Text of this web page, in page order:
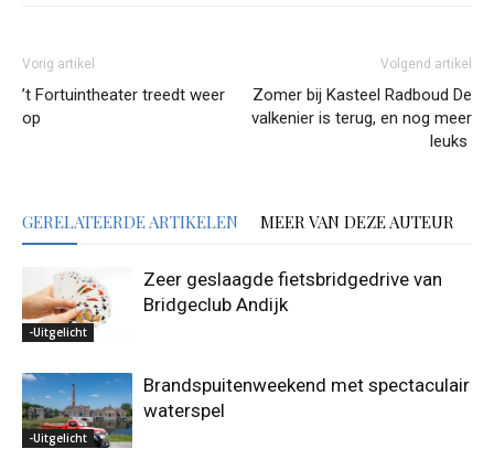
Vorig artikel
’t Fortuintheater treedt weer
op
Volgend artikel
Zomer bij Kasteel Radboud De
valkenier is terug, en nog meer
leuks
GERELATEERDE ARTIKELEN MEER VAN DEZE AUTEUR
-Uitgelicht
Zeer geslaagde fietsbridgedrive van
Bridgeclub Andijk
-Uitgelicht
Brandspuitenweekend met spectaculair
waterspel